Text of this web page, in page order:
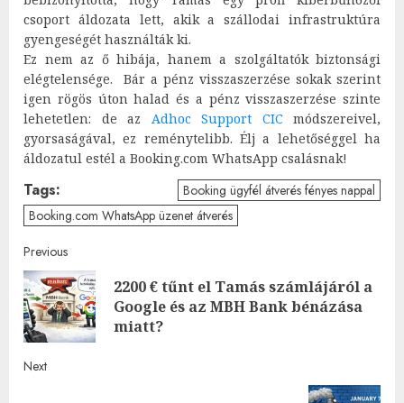
csoport áldozata lett, akik a szállodai infrastruktúra
gyengeségét használták ki.
Ez nem az ő hibája, hanem a szolgáltatók biztonsági
elégtelensége. Bár a pénz visszaszerzése sokak szerint
igen rögös úton halad és a pénz visszaszerzése szinte
lehetetlen: de az Adhoc Support CICmódszereivel,
gyorsaságával, ez reménytelibb. Élj a lehetőséggel ha
áldozatul estél a Booking.com WhatsApp csalásnak!
Tags:
Booking ügyfél átverés fényes nappal
Booking.com WhatsApp üzenet átverés
Post
navigation
Previous
2200 € tűnt el Tamás számlájáról a
Google és az MBH Bank bénázása
miatt?
Next